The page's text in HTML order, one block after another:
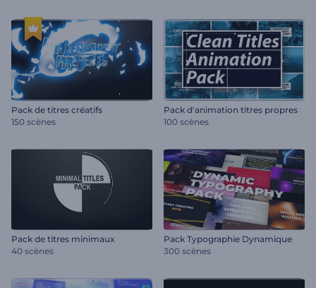
Pack de titres créatifs
150 scènes
Pack d'animation titres propres
100 scènes
Pack de titres minimaux
40 scènes
Pack Typographie Dynamique
300 scènes